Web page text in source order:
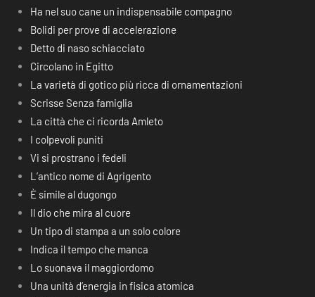
Ha nel suo cane un indispensabile compagno
Bolidi per prove di accelerazione
Detto di naso schiacciato
Circolano in Egitto
La varietà di gotico più ricca di ornamentazioni
Scrisse Senza famiglia
La città che ci ricorda Amleto
I colpevoli puniti
Vi si prostrano i fedeli
L’antico nome di Agrigento
È simile al dugongo
Il dio che mira al cuore
Un tipo di stampa a un solo colore
Indica il tempo che manca
Lo suonava il maggiordomo
Una unità d’energia in fisica atomica